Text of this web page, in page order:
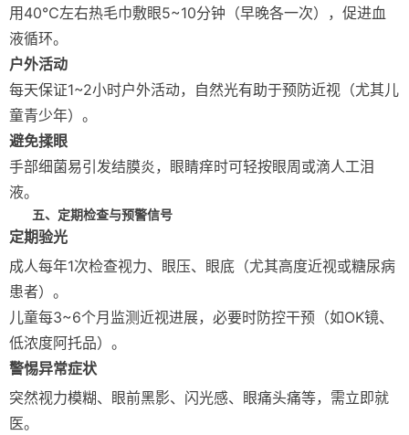
用40℃左右热毛巾敷眼5~10分钟（早晚各一次），促进血
液循环。
户外活动
每天保证1~2小时户外活动，自然光有助于预防近视（尤其儿
童青少年）。
避免揉眼
手部细菌易引发结膜炎，眼睛痒时可轻按眼周或滴人工泪
液。
五、定期检查与预警信号
定期验光
成人每年1次检查视力、眼压、眼底（尤其高度近视或糖尿病
患者）。
儿童每3~6个月监测近视进展，必要时防控干预（如OK镜、
低浓度阿托品）。
警惕异常症状
突然视力模糊、眼前黑影、闪光感、眼痛头痛等，需立即就
医。